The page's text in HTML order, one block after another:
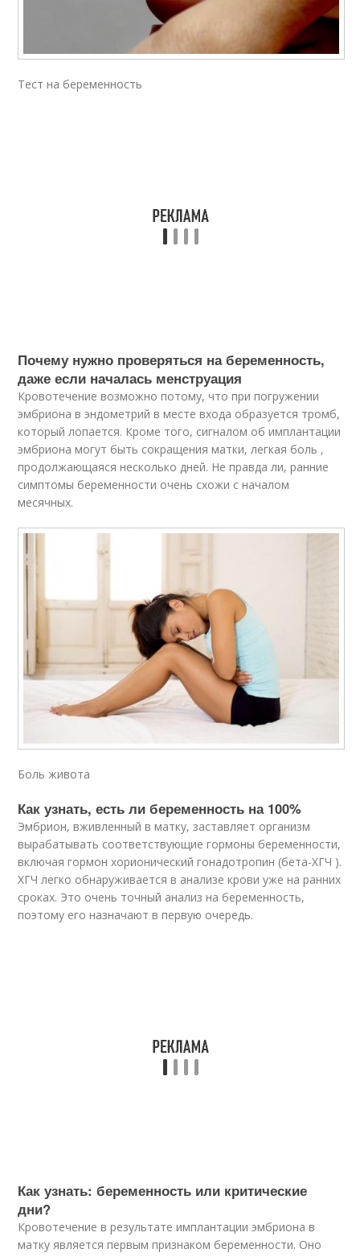
Тест на беременность
Почему нужно проверяться на беременность,
даже если началась менструация
Кровотечение возможно потому, что при погружении
эмбриона в эндометрий в месте входа образуется тромб,
который лопается. Кроме того, сигналом об ​​имплантации
эмбриона могут быть сокращения матки, легкая боль ,
продолжающаяся несколько дней. Не правда ли, ранние
симптомы беременности очень схожи с началом
месячных.
Боль живота
Как узнать, есть ли беременность на 100%
Эмбрион, вживленный в матку, заставляет организм
вырабатывать соответствующие гормоны беременности,
включая гормон хорионический гонадотропин (бета-ХГЧ ).
ХГЧ легко обнаруживается в анализе крови уже на ранних
сроках. Это очень точный анализ на беременность,
поэтому его назначают в первую очередь.
Как узнать: беременность или критические
дни?
Кровотечение в результате имплантации эмбриона в
матку является первым признаком беременности. Оно